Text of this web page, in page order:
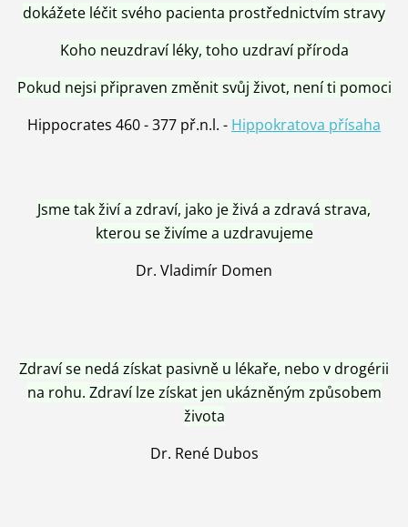
dokážete léčit svého pacienta prostřednictvím stravy
Koho neuzdraví léky, toho uzdraví příroda
Pokud nejsi připraven změnit svůj život, není ti pomoci
Hippocrates 460 - 377 př.n.l. - Hippokratova přísaha
Jsme tak živí a zdraví, jako je živá a zdravá strava,
kterou se živíme a uzdravujeme
Dr. Vladimír Domen
Zdraví se nedá získat pasivně u lékaře, nebo v drogérii
na rohu. Zdraví lze získat jen ukázněným způsobem
života
Dr. René Dubos